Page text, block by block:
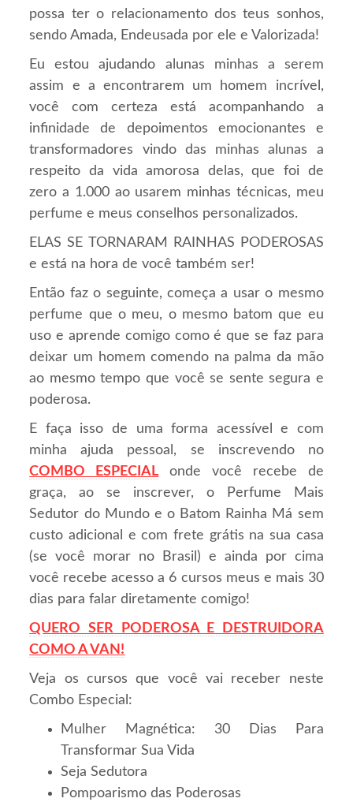
possa ter o relacionamento dos teus sonhos,
sendo Amada, Endeusada por ele e Valorizada!
Eu estou ajudando alunas minhas a serem
assim e a encontrarem um homem incrível,
você com certeza está acompanhando a
infinidade de depoimentos emocionantes e
transformadores vindo das minhas alunas a
respeito da vida amorosa delas, que foi de
zero a 1.000 ao usarem minhas técnicas, meu
perfume e meus conselhos personalizados.
ELAS SE TORNARAM RAINHAS PODEROSAS
e está na hora de você também ser!
Então faz o seguinte, começa a usar o mesmo
perfume que o meu, o mesmo batom que eu
uso e aprende comigo como é que se faz para
deixar um homem comendo na palma da mão
ao mesmo tempo que você se sente segura e
poderosa.
E faça isso de uma forma acessível e com
minha ajuda pessoal, se inscrevendo no
COMBO ESPECIAL onde você recebe de
graça, ao se inscrever, o Perfume Mais
Sedutor do Mundo e o Batom Rainha Má sem
custo adicional e com frete grátis na sua casa
(se você morar no Brasil) e ainda por cima
você recebe acesso a 6 cursos meus e mais 30
dias para falar diretamente comigo!
QUERO SER PODEROSA E DESTRUIDORA
COMO A VAN!
Veja os cursos que você vai receber neste
Combo Especial:
Mulher Magnética: 30 Dias Para
Transformar Sua Vida
Seja Sedutora
Pompoarismo das Poderosas